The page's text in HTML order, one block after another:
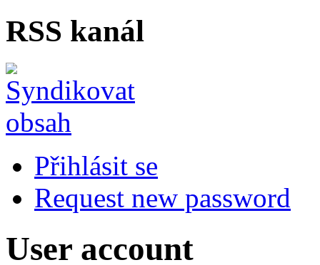
RSS kanál
Přihlásit se
Request new password
User account